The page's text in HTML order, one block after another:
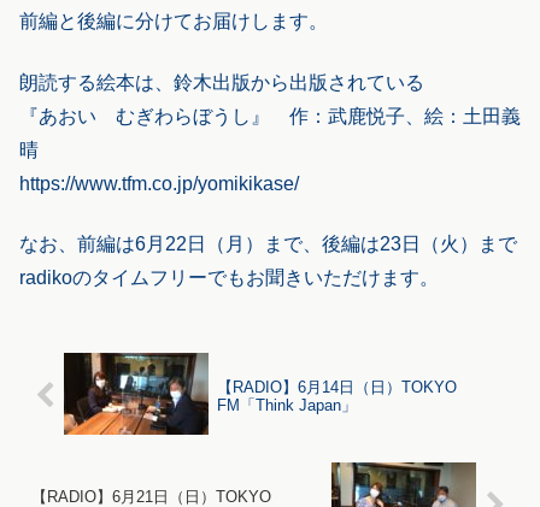
前編と後編に分けてお届けします。
朗読する絵本は、鈴木出版から出版されている
『あおい むぎわらぼうし』 作：武鹿悦子、絵：土田義
晴
https://www.tfm.co.jp/yomikikase/
なお、前編は6月22日（月）まで、後編は23日（火）まで
radikoのタイムフリーでもお聞きいただけます。
【RADIO】6月14日（日）TOKYO
FM「Think Japan」
【RADIO】6月21日（日）TOKYO